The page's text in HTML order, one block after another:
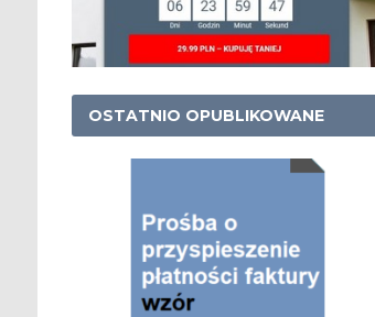
OSTATNIO OPUBLIKOWANE